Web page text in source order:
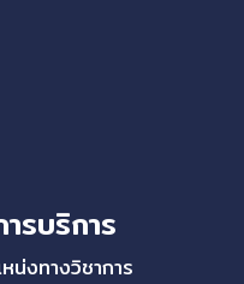
รบริการ
หน่งทางวิชาการ